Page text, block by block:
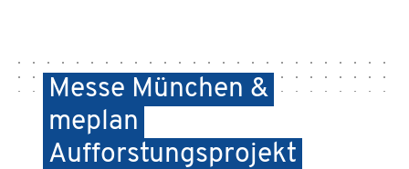
Messe München &
meplan
Aufforstungsprojekt